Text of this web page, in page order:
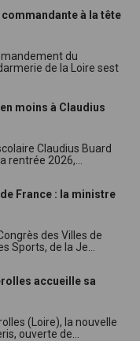
à la tête
du
de la Loire sest
moins à Claudius
Claudius Buard
rentrée 2026,...
France : la ministre
des Villes de
Sports, de la Je...
accueille sa
(Loire), la nouvelle
ouverte de...